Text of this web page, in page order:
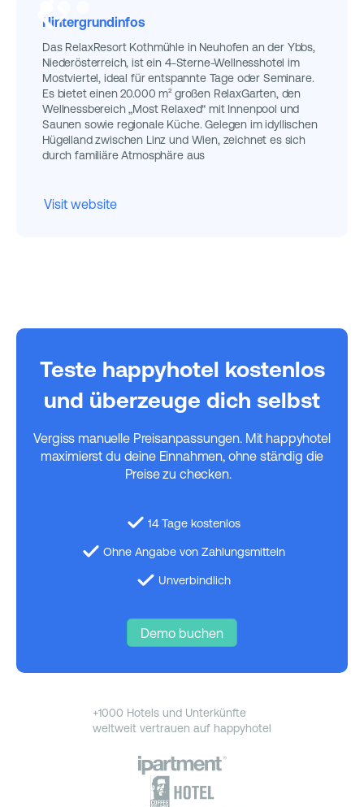
Hintergrundinfos
Das RelaxResort Kothmühle in Neuhofen an der Ybbs,
Niederösterreich, ist ein 4-Sterne-Wellnesshotel im
Mostviertel, ideal für entspannte Tage oder Seminare.
Es bietet einen 20.000 m² großen RelaxGarten, den
Wellnessbereich „Most Relaxed“ mit Innenpool und
Saunen sowie regionale Küche. Gelegen im idyllischen
Hügelland zwischen Linz und Wien, zeichnet es sich
durch familiäre Atmosphäre aus
Visit website
Teste happyhotel kostenlos
und überzeuge dich selbst
Vergiss manuelle Preisanpassungen. Mit happyhotel
maximierst du deine Einnahmen, ohne ständig die
Preise zu checken.
14 Tage kostenlos
Ohne Angabe von Zahlungsmitteln
Unverbindlich
Demo buchen
+1000 Hotels und Unterkünfte
weltweit vertrauen auf happyhotel